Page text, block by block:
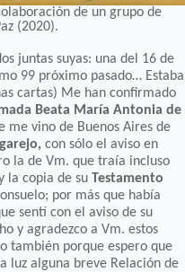
de un grupo de
(2020).
juntas suyas: una del 16 de
99 próximo pasado… Estaba
cartas) Me han confirmado
Beata María Antonia de
me vino de Buenos Aires de
con sólo el aviso en
la de Vm. que traía incluso
la copia de su Testamento
por más que había
sentí con el aviso de su
y agradezco a Vm. estos
también porque espero que
luz alguna breve Relación de